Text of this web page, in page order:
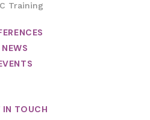
Training
NEWS
IN TOUCH